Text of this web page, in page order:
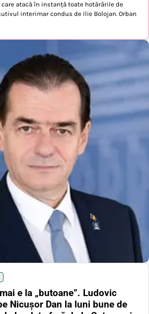
atacă în instanță toate hotărârile de
interimar condus de Ilie Bolojan. Orban
e la „butoane”. Ludovic
Nicușor Dan la luni bune de